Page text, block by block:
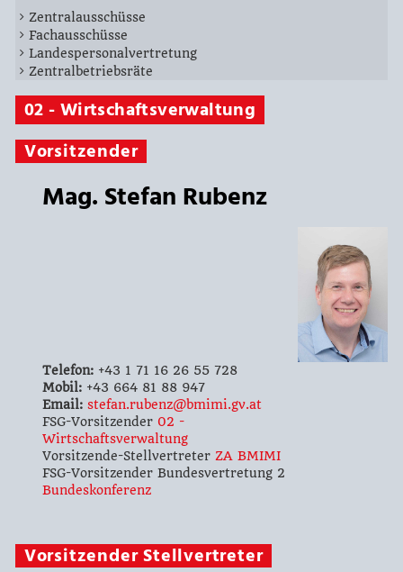
Zentralausschüsse
Fachausschüsse
Landespersonalvertretung
Zentralbetriebsräte
02 - Wirtschaftsverwaltung
Vorsitzender
Mag. Stefan Rubenz
Telefon:+43 1 71 16 26 55 728
Mobil:+43 664 81 88 947
Email: stefan.rubenz@bmimi.gv.at
FSG-Vorsitzender 02 -
Wirtschaftsverwaltung
Vorsitzende-Stellvertreter ZA BMIMI
FSG-Vorsitzender Bundesvertretung 2
Bundeskonferenz
Vorsitzender Stellvertreter